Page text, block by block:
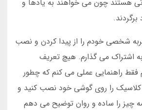
چهاربرگ ۱۱ کارتی هستند چون می خواهند به یادها و
شخصی خودم را از پیدا کردن و نصب
اشتراک می گذارم. هیچ تعریف
فقط راهنمایی عملی می کنم که چطور
کلاسیک را روی گوشی خود نصب کنید و
چیز را ساده و روان توضیح می دهم